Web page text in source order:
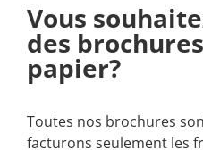
Vous
des
papier?
Toutes nos brochures
facturons seulement les